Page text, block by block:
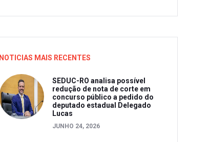
NOTICIAS MAIS RECENTES
SEDUC-RO analisa possível
redução de nota de corte em
concurso público a pedido do
deputado estadual Delegado
Lucas
JUNHO 24, 2026